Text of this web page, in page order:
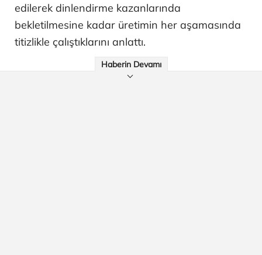
edilerek dinlendirme kazanlarında
bekletilmesine kadar üretimin her aşamasında
titizlikle çalıştıklarını anlattı.
Haberin Devamı